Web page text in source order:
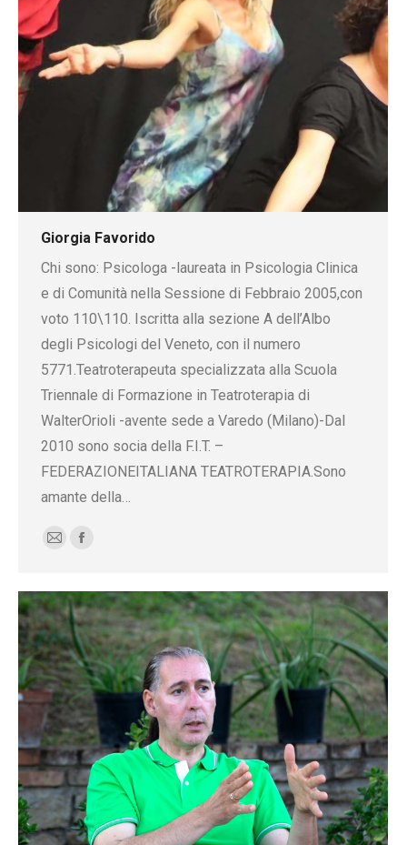
Giorgia Favorido
Chi sono: Psicologa -laureata in Psicologia Clinica
e di Comunità nella Sessione di Febbraio 2005,con
voto 110\110. Iscritta alla sezione A dell’Albo
degli Psicologi del Veneto, con il numero
5771.Teatroterapeuta specializzata alla Scuola
Triennale di Formazione in Teatroterapia di
WalterOrioli -avente sede a Varedo (Milano)-Dal
2010 sono socia della F.I.T. –
FEDERAZIONEITALIANA TEATROTERAPIA.Sono
amante della…
E-
Facebook